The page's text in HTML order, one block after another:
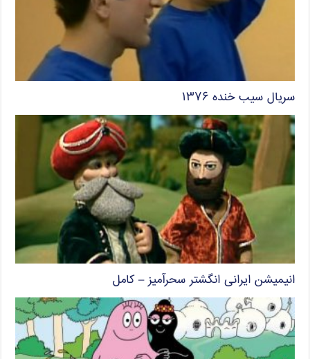
سریال سیب خنده ۱۳۷۶
انیمیشن ایرانی انگشتر سحرآمیز – کامل